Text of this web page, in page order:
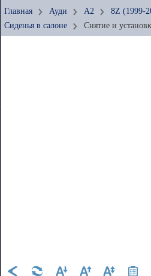
Главная Ауди А2 8Z (1999-
Сиденья в салоне
Снятие и